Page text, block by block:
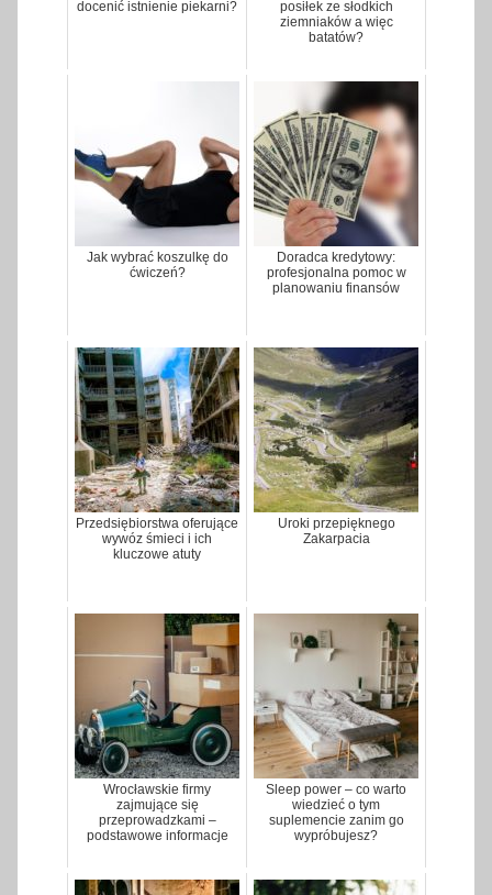
docenić istnienie piekarni?
posiłek ze słodkich
ziemniaków a więc
batatów?
Jak wybrać koszulkę do
ćwiczeń?
Doradca kredytowy:
profesjonalna pomoc w
planowaniu finansów
Przedsiębiorstwa oferujące
wywóz śmieci i ich
kluczowe atuty
Uroki przepięknego
Zakarpacia
Wrocławskie firmy
zajmujące się
przeprowadzkami –
podstawowe informacje
Sleep power – co warto
wiedzieć o tym
suplemencie zanim go
wypróbujesz?